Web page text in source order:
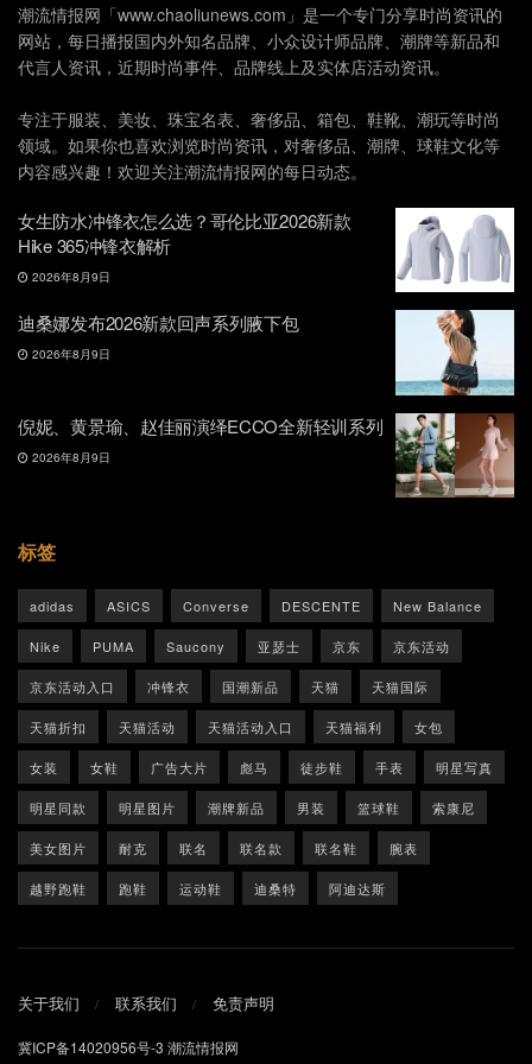
潮流情报网「www.chaoliunews.com」是一个专门分享时尚资讯的
网站，每日播报国内外知名品牌、小众设计师品牌、潮牌等新品和
代言人资讯，近期时尚事件、品牌线上及实体店活动资讯。
专注于服装、美妆、珠宝名表、奢侈品、箱包、鞋靴、潮玩等时尚
领域。如果你也喜欢浏览时尚资讯，对奢侈品、潮牌、球鞋文化等
内容感兴趣！欢迎关注潮流情报网的每日动态。
女生防水冲锋衣怎么选？哥伦比亚2026新款
Hike 365冲锋衣解析
2026年8月9日
迪桑娜发布2026新款回声系列腋下包
2026年8月9日
倪妮、黄景瑜、赵佳丽演绎ECCO全新轻训系列
2026年8月9日
标签
adidas ASICS Converse DESCENTE New Balance
Nike PUMA Saucony 亚瑟士 京东 京东活动
京东活动入口 冲锋衣 国潮新品 天猫 天猫国际
天猫折扣 天猫活动 天猫活动入口 天猫福利 女包
女装 女鞋 广告大片 彪马 徒步鞋 手表 明星写真
明星同款 明星图片 潮牌新品 男装 篮球鞋 索康尼
美女图片 耐克 联名 联名款 联名鞋 腕表
越野跑鞋 跑鞋 运动鞋 迪桑特 阿迪达斯
关于我们 联系我们 免责声明
冀ICP备14020956号-3 潮流情报网